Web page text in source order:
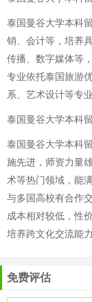
泰国曼谷大学本科
销、会计等，培养
传播、数字媒体等
专业依托泰国旅游
系、艺术设计等专业
泰国曼谷大学本科
泰国曼谷大学本科
施先进，师资力量
术等热门领域，能
与多国高校有合作
成本相对较低，性
培养跨文化交流能
免费评估